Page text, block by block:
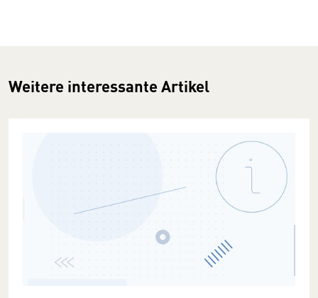
Weitere interessante Artikel